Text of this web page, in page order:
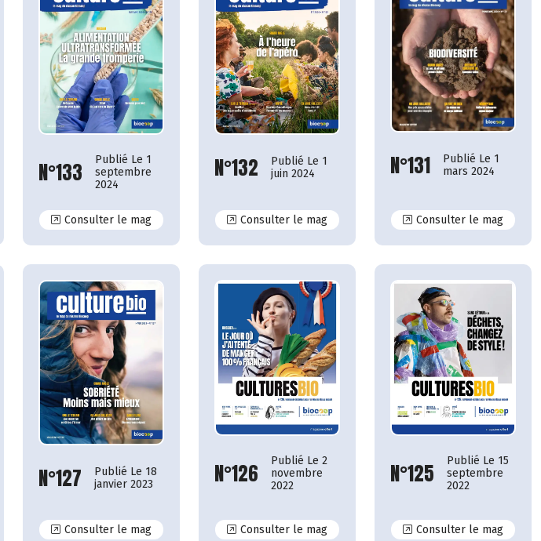
N°133
Publié Le 1
septembre
2024
Consulter le magN°133
N°132
Publié Le 1
juin 2024
Consulter le magN°132
N°131
Publié Le 1
mars 2024
Consulter le magN°131
N°127
Publié Le 18
janvier 2023
Consulter le magN°127
N°126
Publié Le 2
novembre
2022
Consulter le magN°126
N°125
Publié Le 15
septembre
2022
Consulter le magN°125